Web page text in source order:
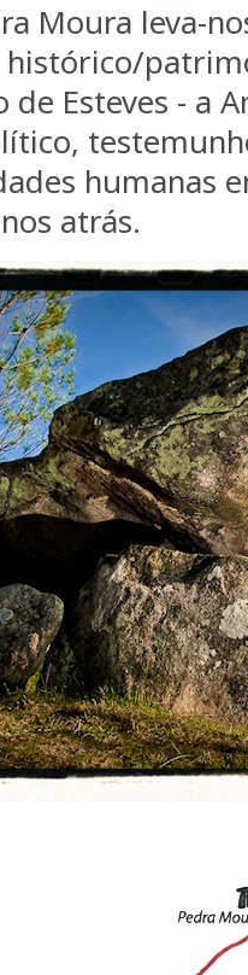
Moura leva-
histórico/
Esteves - a
humanas
atrás.